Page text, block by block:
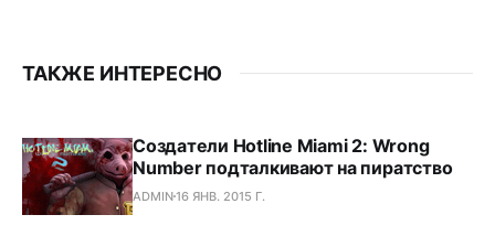
ТАКЖЕ ИНТЕРЕСНО
Создатели Hotline Miami 2: Wrong
Number подталкивают на пиратство
ADMIN16 ЯНВ. 2015 Г.